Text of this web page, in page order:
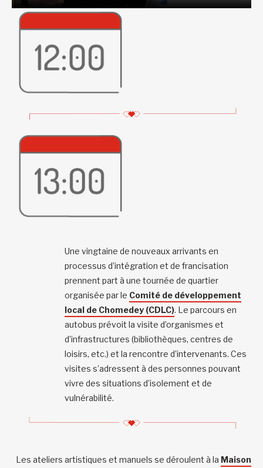
Une vingtaine de nouveaux arrivants en
processus d’intégration et de francisation
prennent part à une tournée de quartier
organisée par le Comité de développement
local de Chomedey (CDLC). Le parcours en
autobus prévoit la visite d’organismes et
d’infrastructures (bibliothèques, centres de
loisirs, etc.) et la rencontre d’intervenants. Ces
visites s’adressent à des personnes pouvant
vivre des situations d’isolement et de
vulnérabilité.
Les ateliers artistiques et manuels se déroulent à la Maison